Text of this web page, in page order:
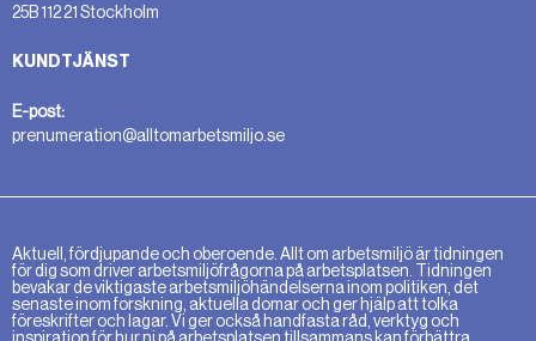
25B 112 21 Stockholm
KUNDTJÄNST
E-post:
prenumeration@alltomarbetsmiljo.se
Aktuell, fördjupande och oberoende. Allt om arbetsmiljö är tidningen
för dig som driver arbetsmiljöfrågorna på arbetsplatsen. Tidningen
bevakar de viktigaste arbetsmiljöhändelserna inom politiken, det
senaste inom forskning, aktuella domar och ger hjälp att tolka
föreskrifter och lagar. Vi ger också handfasta råd, verktyg och